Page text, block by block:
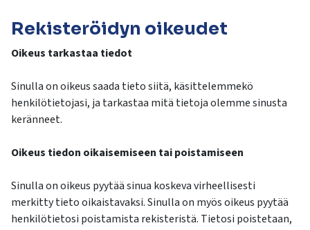
Rekisteröidyn oikeudet
Oikeus tarkastaa tiedot
Sinulla on oikeus saada tieto siitä, käsittelemmekö
henkilötietojasi, ja tarkastaa mitä tietoja olemme sinusta
keränneet.
Oikeus tiedon oikaisemiseen tai poistamiseen
Sinulla on oikeus pyytää sinua koskeva virheellisesti
merkitty tieto oikaistavaksi. Sinulla on myös oikeus pyytää
henkilötietosi poistamista rekisteristä. Tietosi poistetaan,